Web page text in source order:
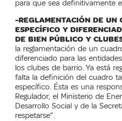
para que sea definitivamente
-REGLAMENTACIÓN DE UN
ESPECÍFICO Y
DE BIEN PÚBLICO Y
la reglamentación de un
diferenciado para las
los clubes de barrio. Ya está
falta la definición del cuadro
específico. Ésta es una
Regulador, el Ministerio de
Desarrollo Social y de la
respetarse”.